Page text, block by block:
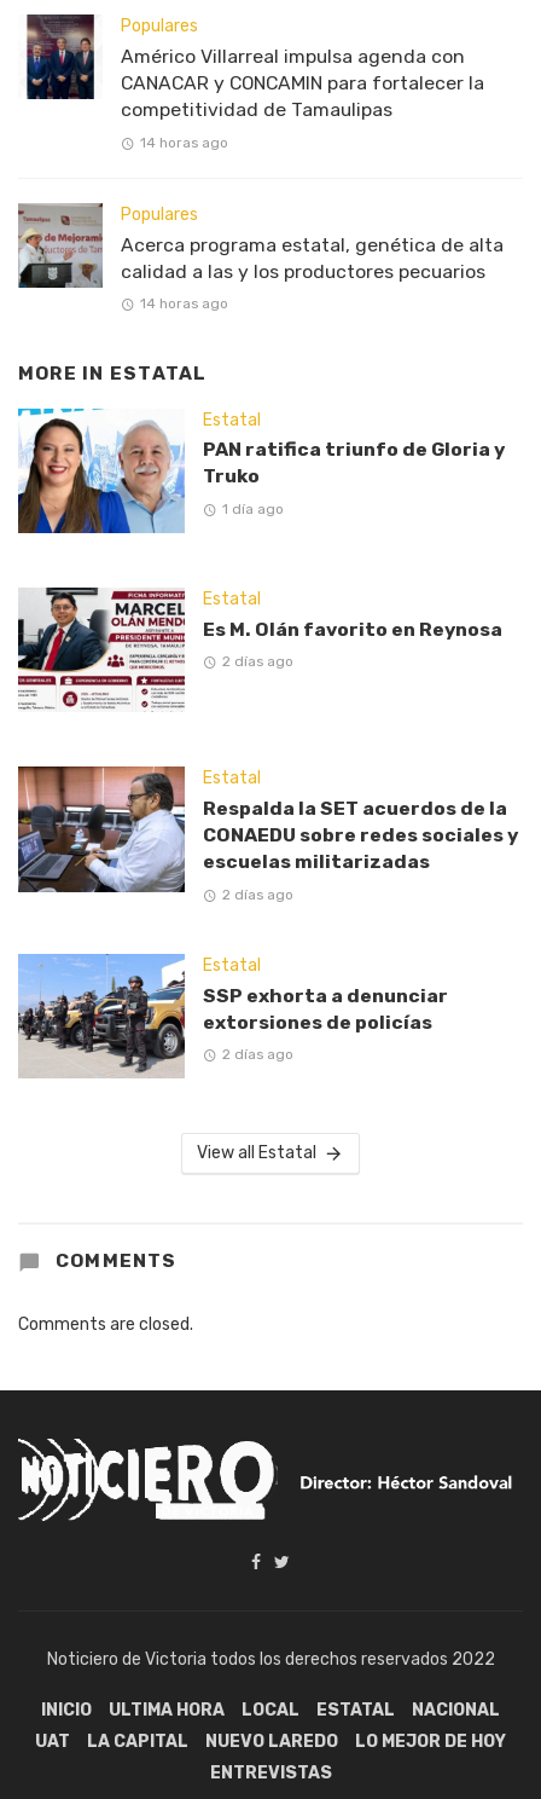
Populares
Américo Villarreal impulsa agenda con
CANACAR y CONCAMIN para fortalecer la
competitividad de Tamaulipas
14 horas ago
Populares
Acerca programa estatal, genética de alta
calidad a las y los productores pecuarios
14 horas ago
MORE IN ESTATAL
Estatal
PAN ratifica triunfo de Gloria y
Truko
1 día ago
Estatal
Es M. Olán favorito en Reynosa
2 días ago
Estatal
Respalda la SET acuerdos de la
CONAEDU sobre redes sociales y
escuelas militarizadas
2 días ago
Estatal
SSP exhorta a denunciar
extorsiones de policías
2 días ago
View all Estatal
COMMENTS
Comments are closed.
Noticiero de Victoria todos los derechos reservados 2022
INICIO ULTIMA HORA LOCAL ESTATAL
NACIONAL
UAT
LA CAPITAL NUEVO LAREDO
LO MEJOR DE HOY
ENTREVISTAS